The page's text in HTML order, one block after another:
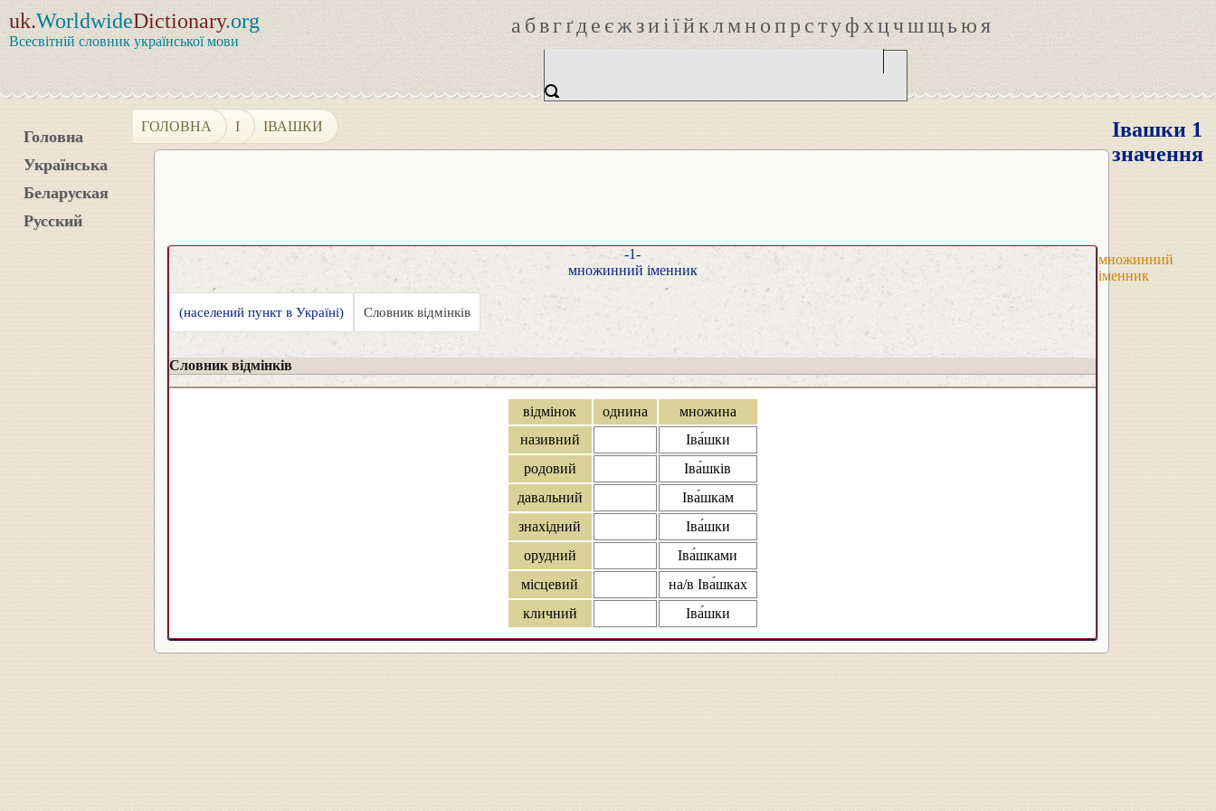
uk.WorldwideDictionary.org
Всесвітній словник української мови
абвгґдеєжзиіїйклмнопрстуфхцчшщьюя
Головна
Українська
Беларуская
Русский
ГОЛОВНА І ІВАШКИ
Івашки 1
значення
множинний
іменник
-1-
множинний іменник
(населений пункт в Україні) Словник відмінків
Словник відмінків
відмінок однина
множина
називний
Іва́шки
родовий
Іва́шків
давальний
Іва́шкам
знахідний
Іва́шки
орудний
Іва́шками
місцевий
на/в Іва́шках
кличний
Іва́шки